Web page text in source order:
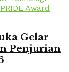
Gelar
Penjurian